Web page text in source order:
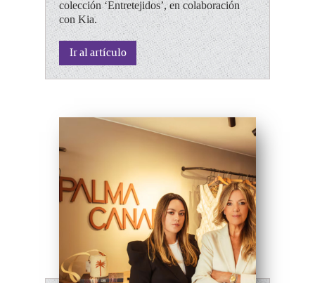
colección ‘Entretejidos’, en colaboración
con Kia.
Ir al artículo